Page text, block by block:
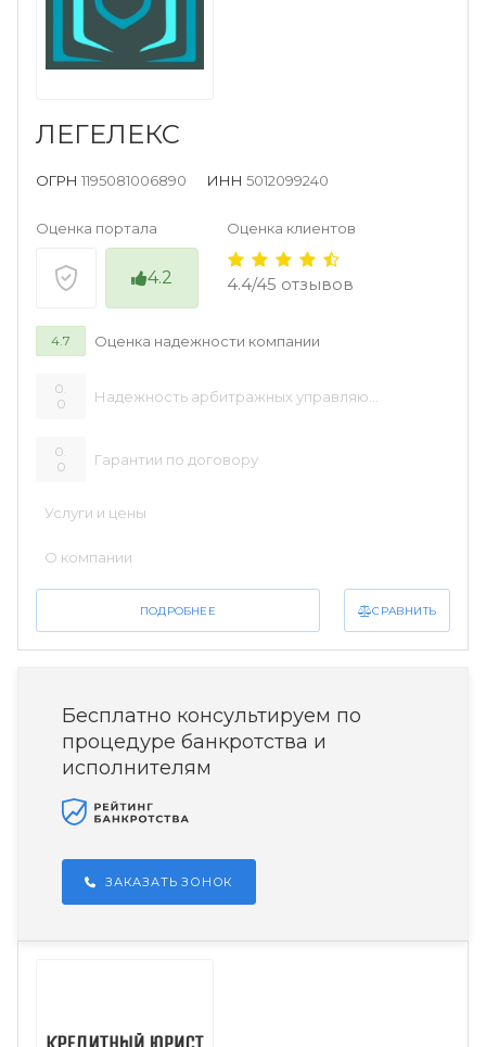
СРАВНИТЬ
ЛЕГЕЛЕКС
ОГРН 1195081006890 ИНН 5012099240
Оценка портала
4.2
Оценка клиентов
4.4/45 отзывов
4.7 Оценка надежности компании
0.
0
0.
0
Гарантии по договору
Услуги и цены
О компании
ПОДРОБНЕЕ
Бесплатно консультируем по
процедуре банкротства и
исполнителям
ЗАКАЗАТЬ ЗОНОК